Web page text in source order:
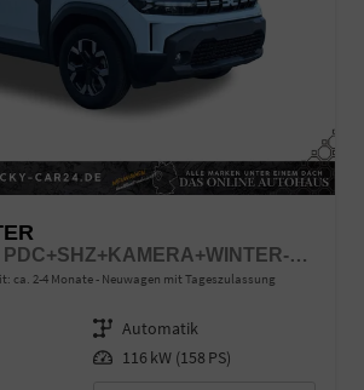
EXPRESSION PDC+SHZ+KAMERA+WINTER-PAKET
ca. 2-4 Monate Neuwagen mit Tageszulassung
Getriebe Automatik
Leistung 116 kW (158 PS)